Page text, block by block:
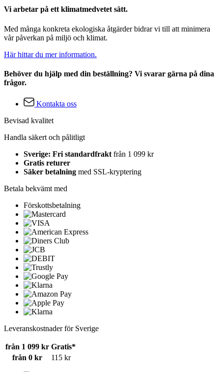
Vi arbetar på ett klimatmedvetet sätt.
Med många konkreta ekologiska åtgärder bidrar vi till att minimera
vår påverkan på miljö och klimat.
Här hittar du mer information.
Behöver du hjälp med din beställning? Vi svarar gärna på dina
frågor.
Kontakta oss
Bevisad kvalitet
Handla säkert och pålitligt
Sverige: Fri standardfrakt från 1 099 kr
Gratis returer
Säker betalning med SSL-kryptering
Betala bekvämt med
Förskottsbetalning
Leveranskostnader för Sverige
från 1 099 kr Gratis*
från 0 kr
115 kr